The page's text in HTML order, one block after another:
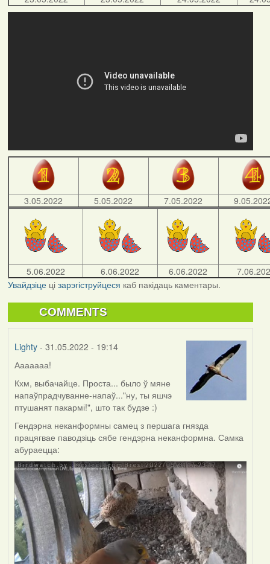
3.05.2022 5.05.2022 7.05.2022
5.06.2022 6.06.2022 6.06.2022
Увайдзіцеці зарэгіструйцеся каб пакідаць каментары.
COMMENTS
Lighty- 31.05.2022 - 19:14
Ааааааа!
Кхм, выбачайце. Проста... было ў мяне
напаўпрадчуванне-напаў..."ну, ты яшчэ
птушанят пакармі!", што так будзе :)
Гендэрна неканформны самец з першага гнязда
працягвае паводзіць сябе гендэрна неканформна. Самка
абураецца: